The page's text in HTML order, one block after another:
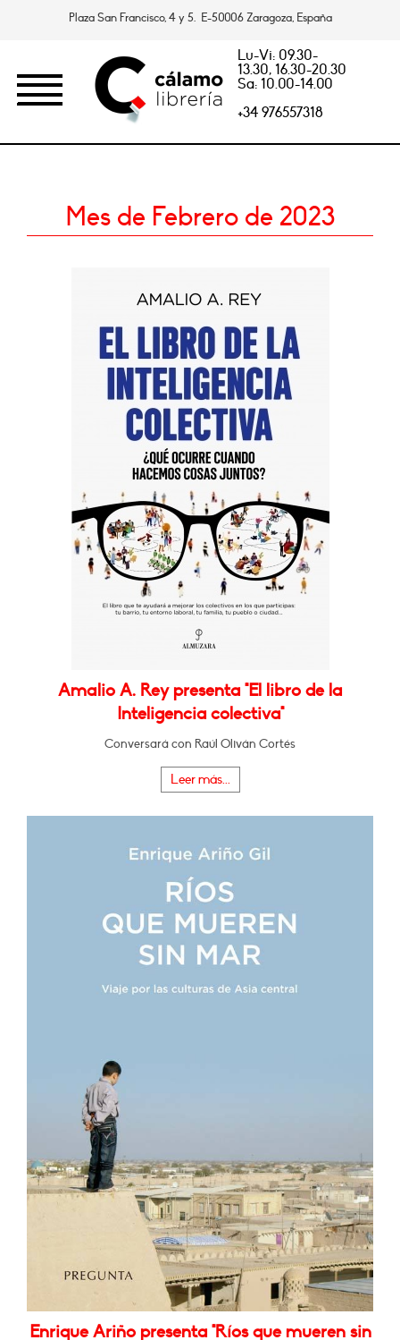
Plaza San Francisco, 4 y 5. E-50006 Zaragoza, España
Lu-Vi: 09.30-
13.30, 16.30-20.30
Sa: 10.00-14.00
+34 976557318
Mes de Febrero de 2023
Amalio A. Rey presenta "El libro de la
Inteligencia colectiva"
Conversará con Raúl Oliván Cortés
Leer más...
Enrique Ariño presenta "Ríos que mueren sin